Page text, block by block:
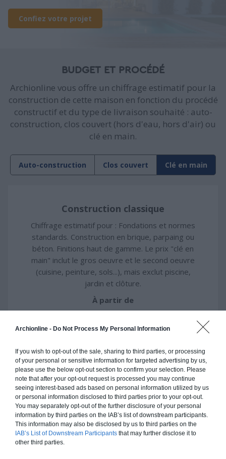
Archionline - Do Not Process My Personal Information
If you wish to opt-out of the sale, sharing to third parties, or processing
of your personal or sensitive information for targeted advertising by us,
please use the below opt-out section to confirm your selection. Please
note that after your opt-out request is processed you may continue
seeing interest-based ads based on personal information utilized by us
or personal information disclosed to third parties prior to your opt-out.
You may separately opt-out of the further disclosure of your personal
information by third parties on the IAB’s list of downstream participants.
This information may also be disclosed by us to third parties on the
IAB’s List of Downstream Participants that may further disclose it to
other third parties.
Confiez votre projet
BUDGET ET PROCÉDÉ
Archionline vous offre un chiffrage estimatif pour la
construction de cette maison en fonction du procédé
constructif et du type de livraison souhaité : auto-
construction, clos couvert (hors d'eau, hors d'air) ou
clé en main.
Auto-construction Clos couvert Clé en main
Construction classique
Chiffrage estimatif pour : Fondations et normes
standards. Construction en brique, parpaing ou
béton. Finitions haut de gamme. Le prix "clé en
main" inclut le gros oeuvre et le second oeuvre
(cuisine, peinture, sols...), mais exclut piscine,
jardin et clôture.
À partir de
296 000€ TTC
Construction ossature bois
Chiffrage estimatif pour : Fondations et normes
standards. Construction en ossature bois isolé.
Finitions haut de gamme. Le prix "clé en main"